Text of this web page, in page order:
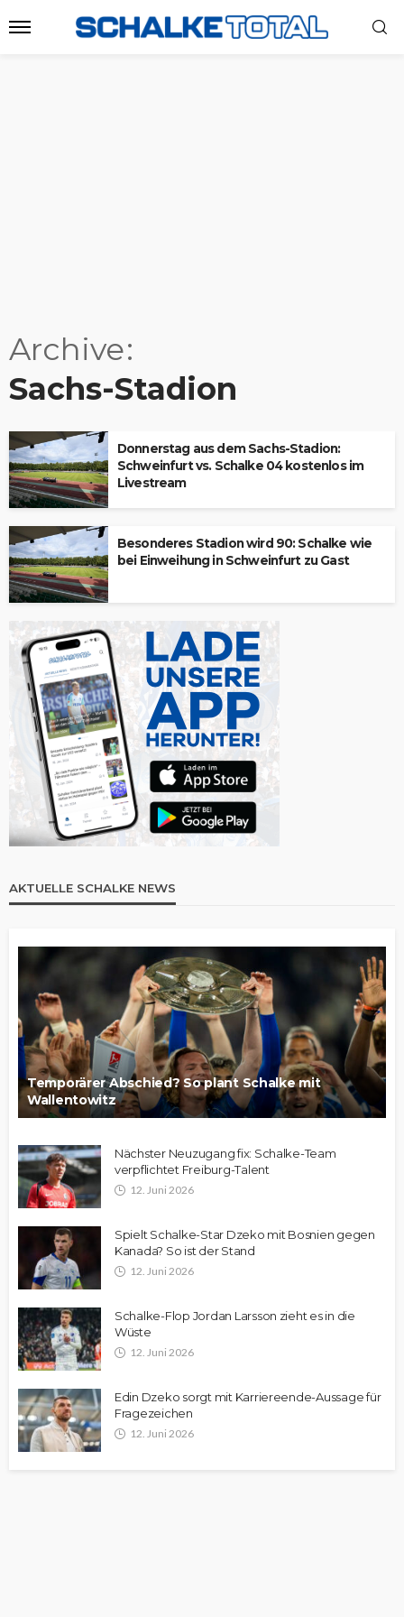
Archive
Sachs-Stadion
Donnerstag aus dem Sachs-Stadion:
Schweinfurt vs. Schalke 04 kostenlos im
Livestream
Besonderes Stadion wird 90: Schalke wie
bei Einweihung in Schweinfurt zu Gast
AKTUELLE SCHALKE NEWS
Temporärer Abschied? So plant Schalke mit
Wallentowitz
Nächster Neuzugang fix: Schalke-Team
verpflichtet Freiburg-Talent
12. Juni 2026
Spielt Schalke-Star Dzeko mit Bosnien gegen
Kanada? So ist der Stand
12. Juni 2026
Schalke-Flop Jordan Larsson zieht es in die
Wüste
12. Juni 2026
Edin Dzeko sorgt mit Karriereende-Aussage für
Fragezeichen
12. Juni 2026